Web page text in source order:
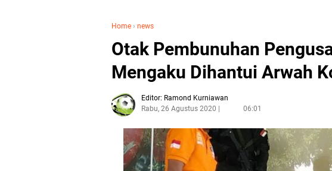
Home › news
Otak Pembunuhan
Mengaku Dihantui Arwah
Editor: Ramond Kurniawan
Rabu, 26 Agustus 2020
06:01